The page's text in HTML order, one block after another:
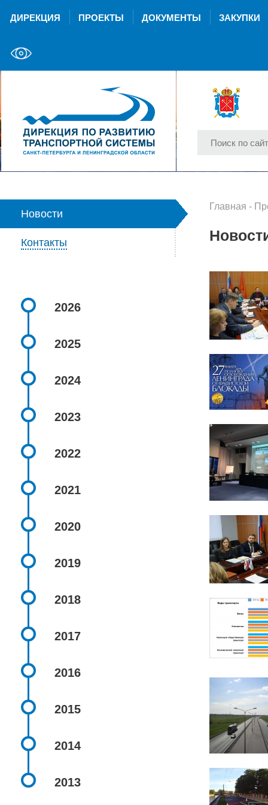
ДИРЕКЦИЯ ПРОЕКТЫ ДОКУМЕНТЫ ЗАКУПКИ
Новости
Контакты
2026
2025
2024
2023
2022
2021
2020
2019
2018
2017
2016
2015
2014
2013
Главная -